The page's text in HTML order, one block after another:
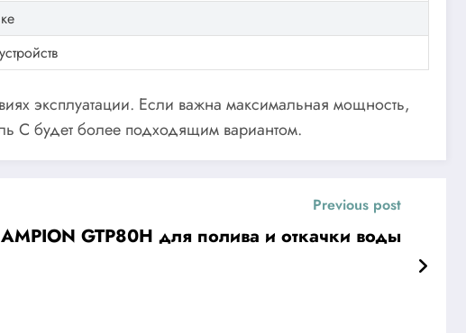
эксплуатации. Если важна максимальная мощность,
C будет более подходящим вариантом.
Previous post
GTP80H для полива и откачки воды